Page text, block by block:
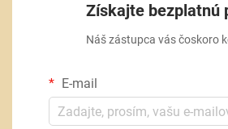
Získajte bezplatnú
Náš zástupca vás čoskoro
E-mail